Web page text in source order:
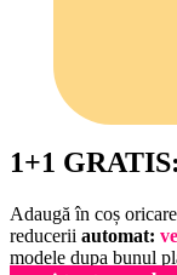
1+1
Adaugă în coș oricare
reducerii automat:
modele dupa bunul